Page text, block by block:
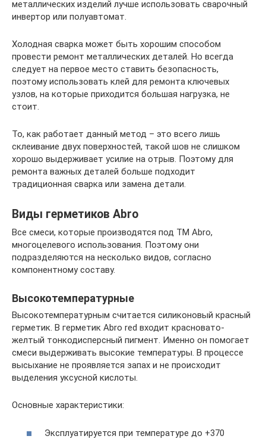
металлических изделий лучше использовать сварочный
инвертор или полуавтомат.
Холодная сварка может быть хорошим способом
провести ремонт металлических деталей. Но всегда
следует на первое место ставить безопасность,
поэтому использовать клей для ремонта ключевых
узлов, на которые приходится большая нагрузка, не
стоит.
То, как работает данный метод – это всего лишь
склеивание двух поверхностей, такой шов не слишком
хорошо выдерживает усилие на отрыв. Поэтому для
ремонта важных деталей больше подходит
традиционная сварка или замена детали.
Виды герметиков Abro
Все смеси, которые производятся под ТМ Abro,
многоцелевого использования. Поэтому они
подразделяются на несколько видов, согласно
компонентному составу.
Высокотемпературные
Высокотемпературным считается силиконовый красный
герметик. В герметик Abro red входит красновато-
желтый тонкодисперсный пигмент. Именно он помогает
смеси выдерживать высокие температуры. В процессе
высыхание не проявляется запах и не происходит
выделения уксусной кислоты.
Основные характеристики:
Эксплуатируется при температуре до +370